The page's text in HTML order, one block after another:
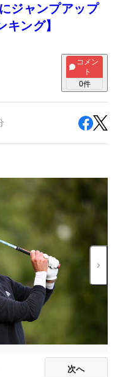
ジャンプアップ
キング】
コメン
ト
0件
次へ